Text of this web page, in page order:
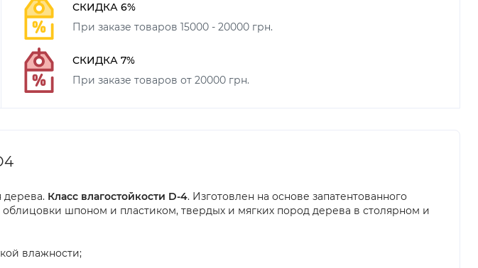
СКИДКА 6%
При заказе товаров 15000 - 20000 грн.
СКИДКА 7%
При заказе товаров от 20000 грн.
Класс влагостойкости D-4. Изготовлен на основе запатентованного
шпоном и пластиком, твердых и мягких пород дерева в столярном и
влажности;